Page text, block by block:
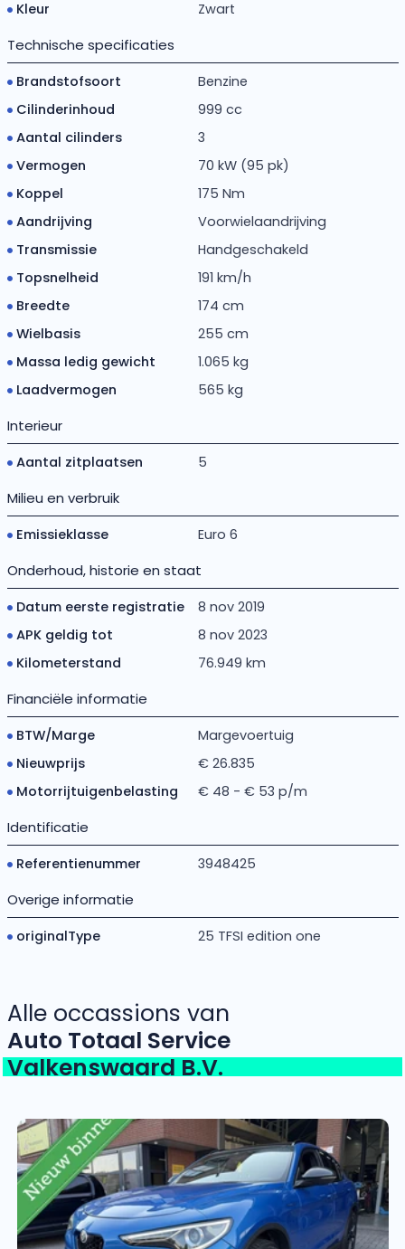
Kleur Zwart
Technische specificaties
Brandstofsoort
Benzine
Cilinderinhoud
999 cc
Aantal cilinders
3
Vermogen
70 kW (95 pk)
Koppel
175 Nm
Aandrijving
Voorwielaandrijving
Transmissie
Handgeschakeld
Topsnelheid
191 km/h
Breedte
174 cm
Wielbasis
255 cm
Massa ledig gewicht
1.065 kg
Laadvermogen
565 kg
Interieur
Aantal zitplaatsen 5
Milieu en verbruik
Emissieklasse Euro 6
Onderhoud, historie en staat
Datum eerste registratie
8 nov 2019
APK geldig tot
8 nov 2023
Kilometerstand
76.949 km
Financiële informatie
BTW/Marge
Margevoertuig
Nieuwprijs
€ 26.835
Motorrijtuigenbelasting
€ 48 - € 53 p/m
Identificatie
Referentienummer 3948425
Overige informatie
originalType 25 TFSI edition one
Alle occassions van
Auto Totaal Service
Valkenswaard B.V.